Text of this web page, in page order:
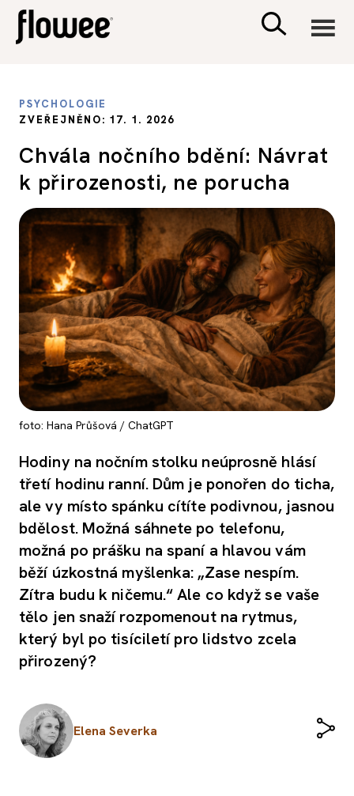
PSYCHOLOGIE
RODINA A DĚTI
SEX A VZTAHY
PORADNA
PSYCHOLOGIE
ZVEŘEJNĚNO: 17. 1. 2026
Chvála nočního bdění: Návrat
k přirozenosti, ne porucha
foto: Hana Průšová / ChatGPT
Hodiny na nočním stolku neúprosně hlásí
třetí hodinu ranní. Dům je ponořen do ticha,
ale vy místo spánku cítíte podivnou, jasnou
bdělost. Možná sáhnete po telefonu,
možná po prášku na spaní a hlavou vám
běží úzkostná myšlenka: „Zase nespím.
Zítra budu k ničemu.“ Ale co když se vaše
tělo jen snaží rozpomenout na rytmus,
který byl po tisíciletí pro lidstvo zcela
přirozený?
Elena Severka